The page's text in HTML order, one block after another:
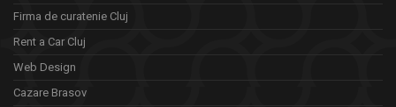
Firma de curatenie Cluj
Rent a Car Cluj
Web Design
Cazare Brasov